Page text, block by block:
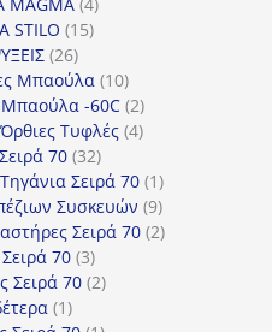
προϊόντα
STILO 1515
2626
προϊόντα
Μπαούλα 1010
προϊόντα
-60C 22
προϊόντα
Τυφλές 44
70 3232
προϊόντα
Σειρά 70 11
προϊόν
Συσκευών 99
προϊόντα
Σειρά 70 22
70 33
προϊόντα
Σειρά 70 22
11